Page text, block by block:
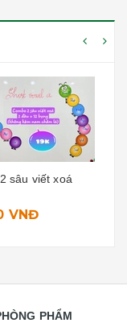
sâu viết xoá
VNĐ
PHẨM